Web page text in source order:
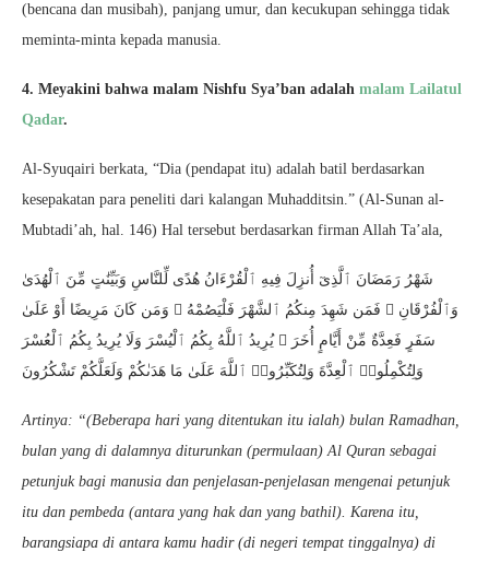
(bencana dan musibah), panjang umur, dan kecukupan sehingga tidak
meminta-minta kepada manusia.
4. Meyakini bahwa malam Nishfu Sya’ban adalah malam Lailatul
Qadar.
Al-Syuqairi berkata, “Dia (pendapat itu) adalah batil berdasarkan
kesepakatan para peneliti dari kalangan Muhadditsin.” (Al-Sunan al-
Mubtadi’ah, hal. 146) Hal tersebut berdasarkan firman Allah Ta’ala,
شَهْرُ رَمَضَانَ ٱلَّذِىٓ أُنزِلَ فِيهِ ٱلْقُرْءَانُ هُدًى لِّلنَّاسِ وَبَيِّنَٰتٍ مِّنَ ٱلْهُدَىٰ
وَٱلْفُرْقَانِ ۚ فَمَن شَهِدَ مِنكُمُ ٱلشَّهْرَ فَلْيَصُمْهُ ۖ وَمَن كَانَ مَرِيضًا أَوْ عَلَىٰ
سَفَرٍ فَعِدَّةٌ مِّنْ أَيَّامٍ أُخَرَ ۗ يُرِيدُ ٱللَّهُ بِكُمُ ٱلْيُسْرَ وَلَا يُرِيدُ بِكُمُ ٱلْعُسْرَ
وَلِتُكْمِلُوا۟ ٱلْعِدَّةَ وَلِتُكَبِّرُوا۟ ٱللَّهَ عَلَىٰ مَا هَدَىٰكُمْ وَلَعَلَّكُمْ تَشْكُرُونَ
Artinya: “(Beberapa hari yang ditentukan itu ialah) bulan Ramadhan,
bulan yang di dalamnya diturunkan (permulaan) Al Quran sebagai
petunjuk bagi manusia dan penjelasan-penjelasan mengenai petunjuk
itu dan pembeda (antara yang hak dan yang bathil). Karena itu,
barangsiapa di antara kamu hadir (di negeri tempat tinggalnya) di